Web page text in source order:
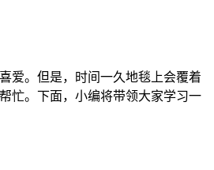
爱。但是，时间一久地毯上会覆着
忙。下面，小编将带领大家学习一